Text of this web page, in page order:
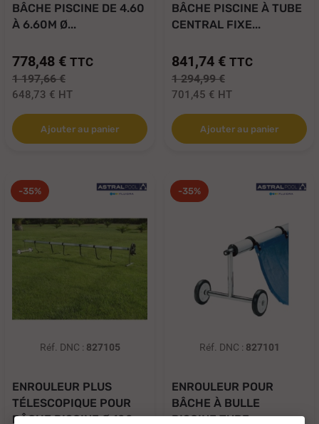
BÂCHE PISCINE DE 4.60
À 6.60M Ø...
778,48 € TTC
1 197,66 €
648,73 € HT
Ajouter au panier
BÂCHE PISCINE À TUBE
CENTRAL FIXE...
841,74 € TTC
1 294,99 €
701,45 € HT
Ajouter au panier
-35%
Réf. DNC : 827105
ENROULEUR PLUS
TÉLESCOPIQUE POUR
BÂCHE PISCINE Ø 100...
-35%
Réf. DNC : 827101
ENROULEUR POUR
BÂCHE À BULLE
PISCINE TUBE